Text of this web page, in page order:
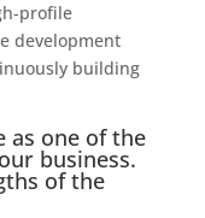
profile
development
building
as one of the
business.
of the